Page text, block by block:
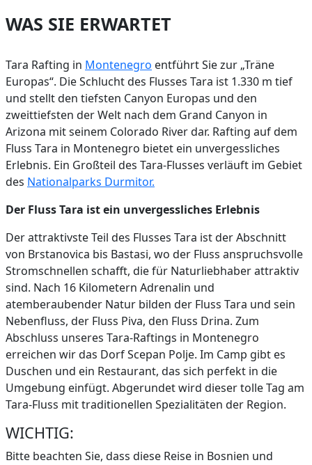
WAS SIE ERWARTET
Tara Rafting in Montenegro entführt Sie zur „Träne
Europas“. Die Schlucht des Flusses Tara ist 1.330 m tief
und stellt den tiefsten Canyon Europas und den
zweittiefsten der Welt nach dem Grand Canyon in
Arizona mit seinem Colorado River dar. Rafting auf dem
Fluss Tara in Montenegro bietet ein unvergessliches
Erlebnis. Ein Großteil des Tara-Flusses verläuft im Gebiet
des Nationalparks Durmitor.
Der Fluss Tara ist ein unvergessliches Erlebnis
Der attraktivste Teil des Flusses Tara ist der Abschnitt
von Brstanovica bis Bastasi, wo der Fluss anspruchsvolle
Stromschnellen schafft, die für Naturliebhaber attraktiv
sind. Nach 16 Kilometern Adrenalin und
atemberaubender Natur bilden der Fluss Tara und sein
Nebenfluss, der Fluss Piva, den Fluss Drina. Zum
Abschluss unseres Tara-Raftings in Montenegro
erreichen wir das Dorf Scepan Polje. Im Camp gibt es
Duschen und ein Restaurant, das sich perfekt in die
Umgebung einfügt. Abgerundet wird dieser tolle Tag am
Tara-Fluss mit traditionellen Spezialitäten der Region.
WICHTIG:
Bitte beachten Sie, dass diese Reise in Bosnien und